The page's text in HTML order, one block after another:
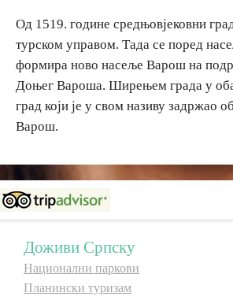
Од 1519. године средњовјековни
турском управом. Тада се поред
формира ново насеље Варош на
Доњег Вароша. Ширењем града у оба
град који је у свом називу задржао
Варош.
Доживи Српску
Национални паркови
Планински туризам